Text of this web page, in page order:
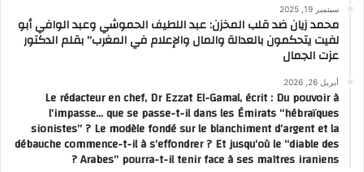
سبتمبر 19, 2025
محمد زيان ضد قلب المخزن: عبد اللطيف الحموشي وعبد الوافي أبو
لفيت يتحكمون بالعدالة والمال والإعلام في المغرب” بقلم الدكتور
عزت الجمال
أبريل 26, 2026
Le rédacteur en chef, Dr Ezzat El-Gamal, écrit : Du pouvoir à
l’impasse… que se passe-t-il dans les Émirats “hébraïques
sionistes” ? Le modèle fondé sur le blanchiment d’argent et la
débauche commence-t-il à s’effondrer ? Et jusqu’où le “diable des
Arabes” pourra-t-il tenir face à ses maîtres iraniens ?